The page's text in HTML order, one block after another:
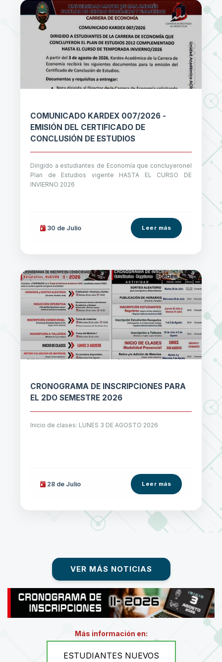
COMUNICADO KARDEX 007/2026 -
EMISIÓN DEL CERTIFICADO DE
CONCLUSIÓN DE ESTUDIOS
Dirigido a estudiantes de Economía que concluyeronel
Plan de Estudios vigente HASTA EL CURSO DE
INVIERNO 2026
30 de Julio Leer más
CRONOGRAMA DE INSCRIPCIONES PARA
EL 2DO SEMESTRE 2026
Inicio de clases: LUNES 3 DE AGOSTO 2026
28 de Julio Leer más
VER MÁS NOTICIAS
Más información en:
ESTUDIANTES NUEVOS